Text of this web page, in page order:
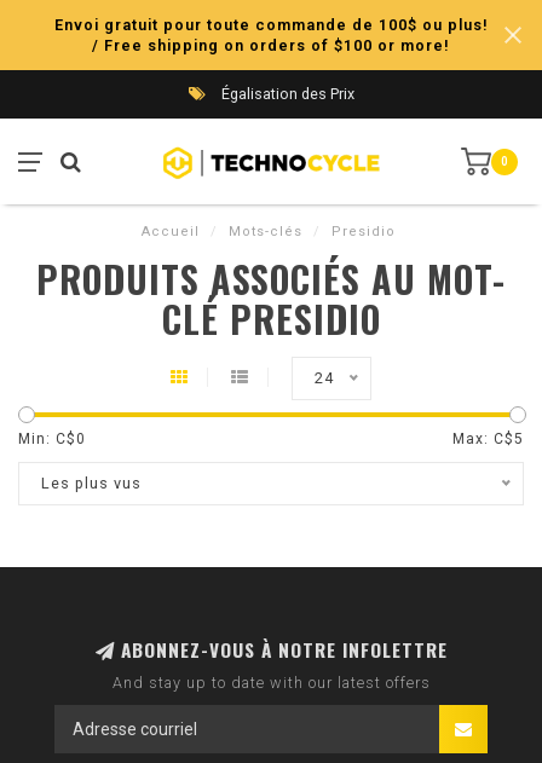
Envoi gratuit pour toute commande de 100$ ou plus!
/ Free shipping on orders of $100 or more!
Égalisation des Prix
0
Accueil / Mots-clés / Presidio
PRODUITS ASSOCIÉS AU MOT-
CLÉ PRESIDIO
24
Min: C$0 Max: C$5
Les plus vus
ABONNEZ-VOUS À NOTRE INFOLETTRE
And stay up to date with our latest offers